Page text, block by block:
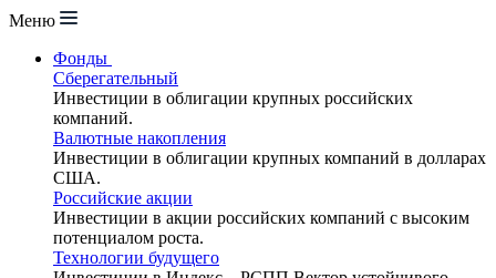
Меню
Фонды
Сберегательный
Инвестиции в облигации крупных российских
компаний.
Валютные накопления
Инвестиции в облигации крупных компаний в долларах
США.
Российские акции
Инвестиции в акции российских компаний с высоким
потенциалом роста.
Технологии будущего